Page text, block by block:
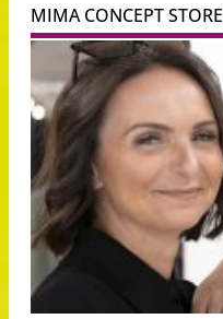
MIMA CONCEPT STORE